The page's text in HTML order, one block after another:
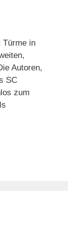
Türme in
Autoren,
SC
zum